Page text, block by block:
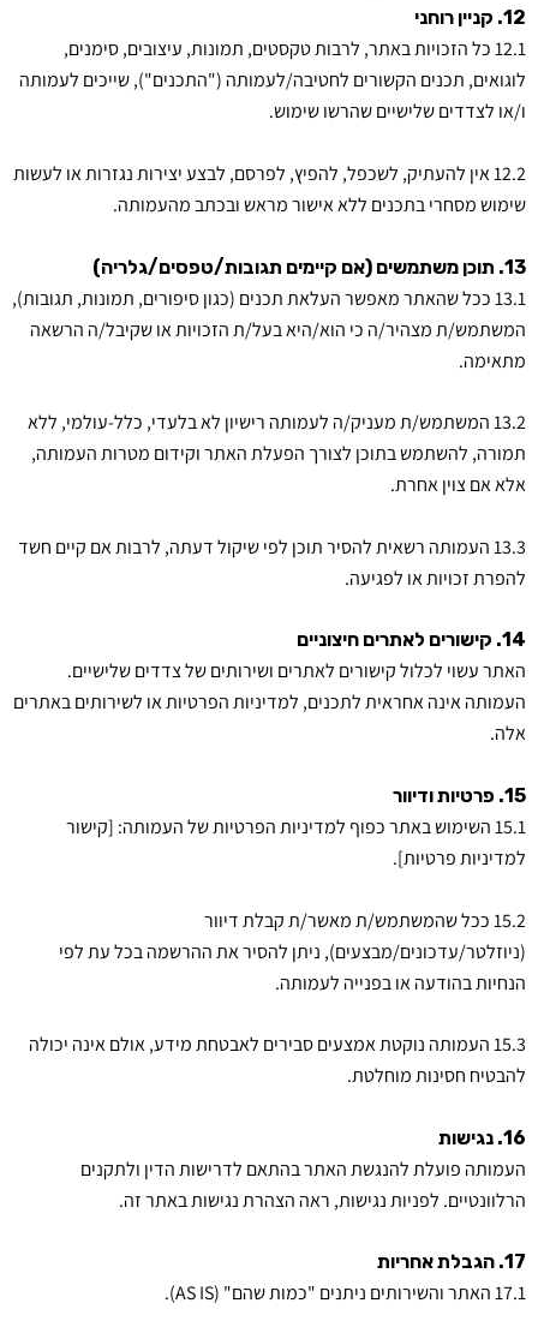
12. קניין רוחני
12.1 כל הזכויות באתר, לרבות טקסטים, תמונות, עיצובים, סימנים,
לוגואים, תכנים הקשורים לחטיבה/לעמותה ("התכנים"), שייכים לעמותה
ו/או לצדדים שלישיים שהרשו שימוש.
12.2 אין להעתיק, לשכפל, להפיץ, לפרסם, לבצע יצירות נגזרות או לעשות
שימוש מסחרי בתכנים ללא אישור מראש ובכתב מהעמותה.
13. תוכן משתמשים (אם קיימים תגובות/טפסים/גלריה)
13.1 ככל שהאתר מאפשר העלאת תכנים (כגון סיפורים, תמונות, תגובות),
המשתמש/ת מצהיר/ה כי הוא/היא בעל/ת הזכויות או שקיבל/ה הרשאה
מתאימה.
13.2 המשתמש/ת מעניק/ה לעמותה רישיון לא בלעדי, כלל-עולמי, ללא
תמורה, להשתמש בתוכן לצורך הפעלת האתר וקידום מטרות העמותה,
אלא אם צוין אחרת.
13.3 העמותה רשאית להסיר תוכן לפי שיקול דעתה, לרבות אם קיים חשד
להפרת זכויות או לפגיעה.
14. קישורים לאתרים חיצוניים
האתר עשוי לכלול קישורים לאתרים ושירותים של צדדים שלישיים.
העמותה אינה אחראית לתכנים, למדיניות הפרטיות או לשירותים באתרים
אלה.
15. פרטיות ודיוור
15.1 השימוש באתר כפוף למדיניות הפרטיות של העמותה: [קישור
למדיניות פרטיות].
15.2 ככל שהמשתמש/ת מאשר/ת קבלת דיוור
(ניוזלטר/עדכונים/מבצעים), ניתן להסיר את ההרשמה בכל עת לפי
הנחיות בהודעה או בפנייה לעמותה.
15.3 העמותה נוקטת אמצעים סבירים לאבטחת מידע, אולם אינה יכולה
להבטיח חסינות מוחלטת.
16. נגישות
העמותה פועלת להנגשת האתר בהתאם לדרישות הדין ולתקנים
הרלוונטיים. לפניות נגישות, ראה הצהרת נגישות באתר זה.
17. הגבלת אחריות
17.1 האתר והשירותים ניתנים "כמות שהם" (AS IS).